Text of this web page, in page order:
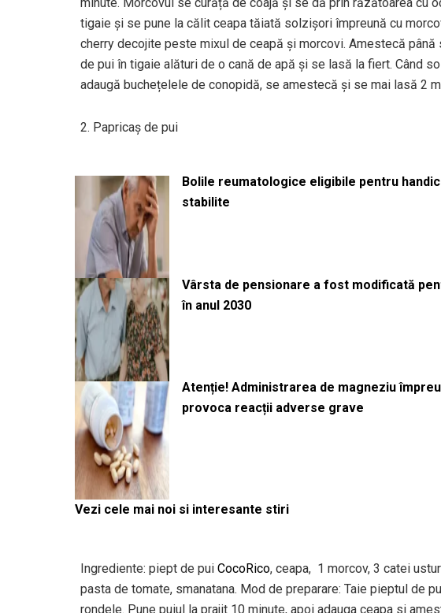
tigaie și se pune la călit ceapa tăiată solzișori împreună cu
cherry decojite peste mixul de ceapă și morcovi. Amestecă
de pui în tigaie alături de o cană de apă și se lasă la fiert. Când
adaugă buchețelele de conopidă, se amestecă și se mai lasă 2
2. Papricaș de pui
Bolile reumatologice eligibile pentru
stabilite
Vârsta de pensionare a fost modificată
în anul 2030
Atenție! Administrarea de magneziu
provoca reacții adverse grave
Vezi cele mai noi si interesante stiri
Ingrediente: piept de pui CocoRico, ceapa, 1 morcov, 3 catei
pasta de tomate, smanatana. Mod de preparare: Taie pieptul de
rondele. Pune puiul la prajit 10 minute, apoi adauga ceapa si